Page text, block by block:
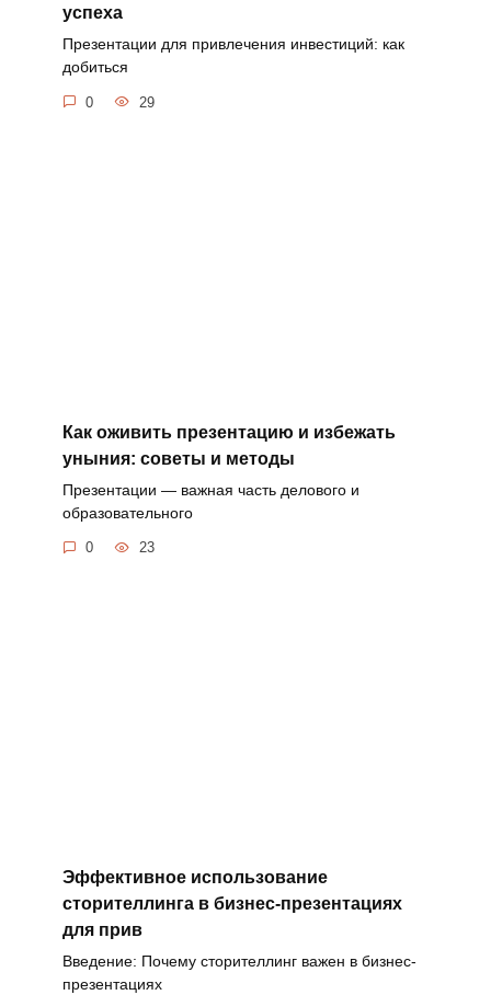
успеха
Презентации для привлечения инвестиций: как
добиться
0 29
Как оживить презентацию и избежать
уныния: советы и методы
Презентации — важная часть делового и
образовательного
0 23
Эффективное использование
сторителлинга в бизнес-презентациях
для прив
Введение: Почему сторителлинг важен в бизнес-
презентациях